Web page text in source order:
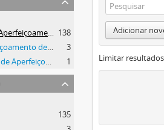
Campanha Nacional de Aperfeiçoamento de Pessoal de Nível Superior (CAPES) 138
Coordenação de Aperfeiçoamento de Pessoal de Nível Superior (CAPES)
3
Fundação Coordenação de Aperfeiçoamento de Pessoal de Nível Superior (CAPES)
1
135
Adicionar
Limitar